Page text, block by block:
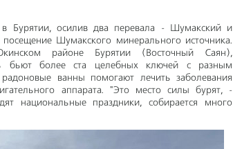
в Бурятии, осилив два перевала - Шумакский и
Шумакского минерального источника.
районе Бурятии (Восточный Саян),
бьют более ста целебных ключей с разным
ванны помогают лечить заболевания
аппарата. "Это место силы бурят, -
национальные праздники, собирается много